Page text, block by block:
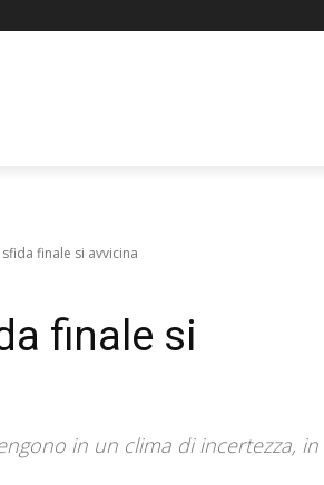
finale si avvicina
finale si
in un clima di incertezza, in